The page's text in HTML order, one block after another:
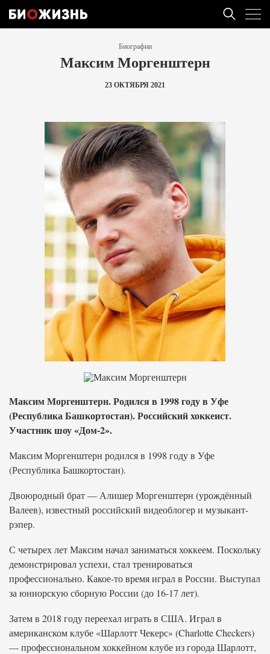
Биографии
Максим Моргенштерн
23 ОКТЯБРЯ 2021
Максим Моргенштерн. Родился в 1998 году в Уфе
(Республика Башкортостан). Российский хоккеист.
Участник шоу «Дом-2».
Максим Моргенштерн родился в 1998 году в Уфе
(Республика Башкортостан).
Двоюродный брат — Алишер Моргенштерн (урождённый
Валеев), известный российский видеоблогер и музыкант-
рэпер.
С четырех лет Максим начал заниматься хоккеем. Поскольку
демонстрировал успехи, стал тренироваться
профессионально. Какое-то время играл в России. Выступал
за юниорскую сборную России (до 16-17 лет).
Затем в 2018 году переехал играть в США. Играл в
американском клубе «Шарлотт Чекерс» (Charlotte Checkers)
— профессиональном хоккейном клубе из города Шарлотт,